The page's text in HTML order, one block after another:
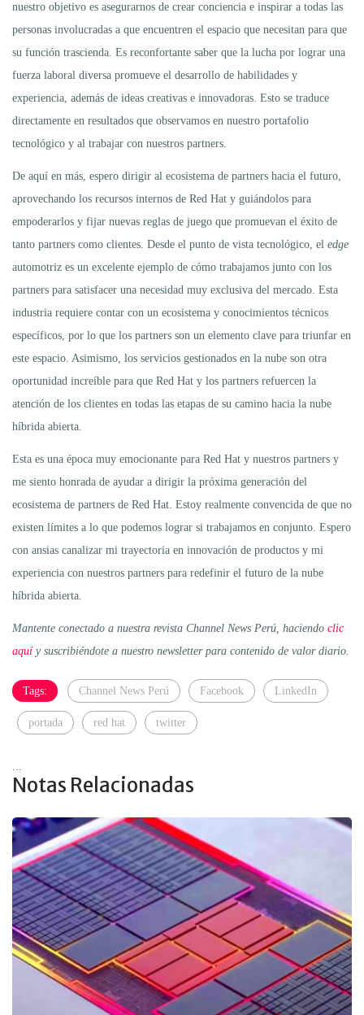
nuestro objetivo es asegurarnos de crear conciencia e inspirar a todas las
personas involucradas a que encuentren el espacio que necesitan para que
su función trascienda. Es reconfortante saber que la lucha por lograr una
fuerza laboral diversa promueve el desarrollo de habilidades y
experiencia, además de ideas creativas e innovadoras. Esto se traduce
directamente en resultados que observamos en nuestro portafolio
tecnológico y al trabajar con nuestros partners.
De aquí en más, espero dirigir al ecosistema de partners hacia el futuro,
aprovechando los recursos internos de Red Hat y guiándolos para
empoderarlos y fijar nuevas reglas de juego que promuevan el éxito de
tanto partners como clientes. Desde el punto de vista tecnológico, el edge
automotriz es un excelente ejemplo de cómo trabajamos junto con los
partners para satisfacer una necesidad muy exclusiva del mercado. Esta
industria requiere contar con un ecosistema y conocimientos técnicos
específicos, por lo que los partners son un elemento clave para triunfar en
este espacio. Asimismo, los servicios gestionados en la nube son otra
oportunidad increíble para que Red Hat y los partners refuercen la
atención de los clientes en todas las etapas de su camino hacia la nube
híbrida abierta.
Esta es una época muy emocionante para Red Hat y nuestros partners y
me siento honrada de ayudar a dirigir la próxima generación del
ecosistema de partners de Red Hat. Estoy realmente convencida de que no
existen límites a lo que podemos lograr si trabajamos en conjunto. Espero
con ansias canalizar mi trayectoria en innovación de productos y mi
experiencia con nuestros partners para redefinir el futuro de la nube
híbrida abierta.
Mantente conectado a nuestra revista Channel News Perú, haciendo clic
aquíy suscribiéndote a nuestro newsletter para contenido de valor diario.
Tags: Channel News Perú Facebook LinkedIn
portada red hat twitter
Notas Relacionadas